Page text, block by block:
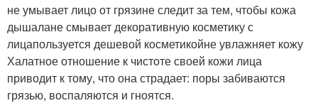
не умывает лицо от грязине следит за тем, чтобы кожа
дышалане смывает декоративную косметику с
лицапользуется дешевой косметикойне увлажняет кожу
Халатное отношение к чистоте своей кожи лица
приводит к тому, что она страдает: поры забиваются
грязью, воспаляются и гноятся.